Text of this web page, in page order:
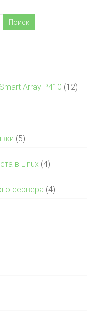
Array P410 (12)
(5)
в Linux (4)
сервера (4)